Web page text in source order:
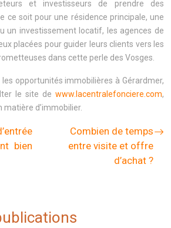
et investisseurs de prendre des
ce soit pour une résidence principale, une
un investissement locatif, les agences de
placées pour guider leurs clients vers les
dans cette perle des Vosges.
les opportunités immobilières à Gérardmer,
le site de www.lacentralefonciere.com,
d’immobilier.
bien
Combien de temps
entre visite et offre
d’achat ?